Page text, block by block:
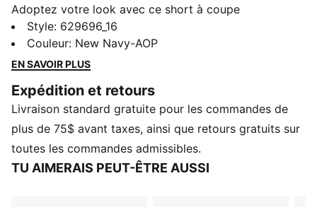
Adoptez votre look avec ce short à coupe
décontractée. Doté d’un imprimé intégral, d’une taille
élastiquée et de cordons de serrage extérieurs ton sur
ton avec extrémités métalliques. La broderie du logo
CARACTÉRISTIQUES ET AVANTAGES
Contenu recyclé : fabriqué à partir de matériaux 100 %
recyclés, à l’exclusion des finitions
dryCELL : Technologie conçue pour évacuer l’humidité
du corps et éloigner la transpiration pendant l’exercice
Style: 629696_16
Couleur: New Navy-AOP
EN SAVOIR PLUS
Expédition et retours
Livraison standard gratuite pour les commandes de
plus de 75$ avant taxes, ainsi que retours gratuits sur
toutes les commandes admissibles.
TU AIMERAIS PEUT-ÊTRE AUSSI